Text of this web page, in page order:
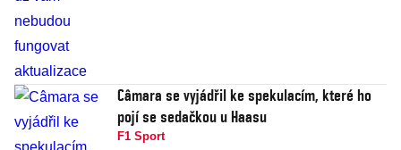
Câmara se vyjádřil ke spekulacím, které ho
pojí se sedačkou u Haasu
F1 Sport